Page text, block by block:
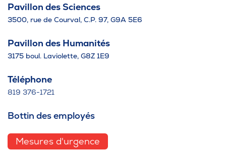
Pavillon des Sciences
3500, rue de Courval, C.P. 97, G9A 5E6
Pavillon des Humanités
3175 boul. Laviolette, G8Z 1E9
Téléphone
819 376-1721
Bottin des employés
Mesures d'urgence